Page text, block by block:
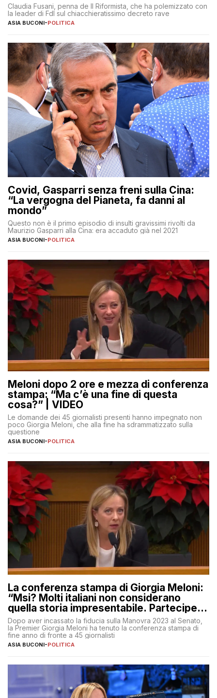
Claudia Fusani, penna de Il Riformista, che ha polemizzato con
la leader di FdI sul chiacchieratissimo decreto rave
ASIA BUCONI-POLITICA
Covid, Gasparri senza freni sulla Cina:
“La vergogna del Pianeta, fa danni al
mondo”
Questo non è il primo episodio di insulti gravissimi rivolti da
Maurizio Gasparri alla Cina: era accaduto già nel 2021
ASIA BUCONI-POLITICA
Meloni dopo 2 ore e mezza di conferenza
stampa: “Ma c’è una fine di questa
cosa?” | VIDEO
Le domande dei 45 giornalisti presenti hanno impegnato non
poco Giorgia Meloni, che alla fine ha sdrammatizzato sulla
questione
ASIA BUCONI-POLITICA
La conferenza stampa di Giorgia Meloni:
“Msi? Molti italiani non considerano
quella storia impresentabile. Parteciperò
al 25 aprile”
Dopo aver incassato la fiducia sulla Manovra 2023 al Senato,
la Premier Giorgia Meloni ha tenuto la conferenza stampa di
fine anno di fronte a 45 giornalisti
ASIA BUCONI-POLITICA